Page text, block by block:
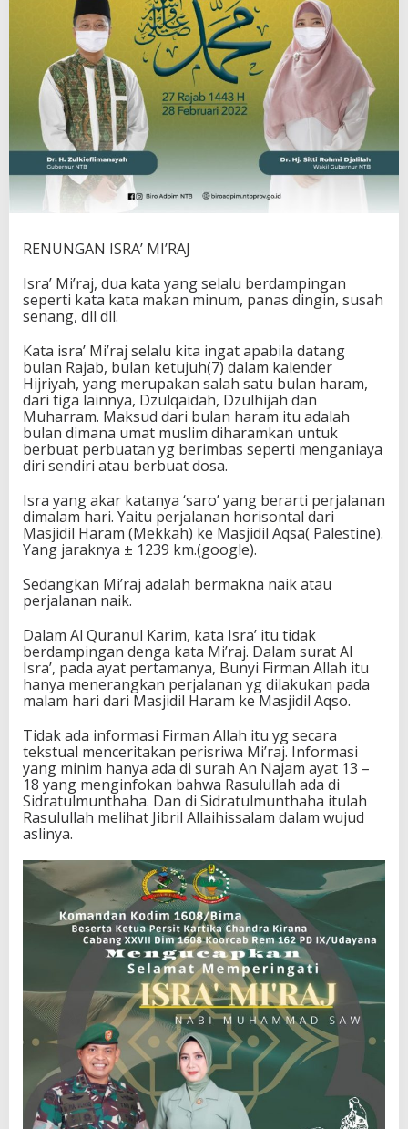
o
l
e
h
R
h
d
H
a
n
RENUNGAN ISRA’ MI’RAJ
Isra’ Mi’raj, dua kata yang selalu berdampingan
seperti kata kata makan minum, panas dingin, susah
senang, dll dll.
Kata isra’ Mi’raj selalu kita ingat apabila datang
bulan Rajab, bulan ketujuh(7) dalam kalender
Hijriyah, yang merupakan salah satu bulan haram,
dari tiga lainnya, Dzulqaidah, Dzulhijah dan
Muharram. Maksud dari bulan haram itu adalah
bulan dimana umat muslim diharamkan untuk
berbuat perbuatan yg berimbas seperti menganiaya
diri sendiri atau berbuat dosa.
Isra yang akar katanya ‘saro’ yang berarti perjalanan
dimalam hari. Yaitu perjalanan horisontal dari
Masjidil Haram (Mekkah) ke Masjidil Aqsa( Palestine).
Yang jaraknya ± 1239 km.(google).
Sedangkan Mi’raj adalah bermakna naik atau
perjalanan naik.
Dalam Al Quranul Karim, kata Isra’ itu tidak
berdampingan denga kata Mi’raj. Dalam surat Al
Isra’, pada ayat pertamanya, Bunyi Firman Allah itu
hanya menerangkan perjalanan yg dilakukan pada
malam hari dari Masjidil Haram ke Masjidil Aqso.
Tidak ada informasi Firman Allah itu yg secara
tekstual menceritakan perisriwa Mi’raj. Informasi
yang minim hanya ada di surah An Najam ayat 13 –
18 yang menginfokan bahwa Rasulullah ada di
Sidratulmunthaha. Dan di Sidratulmunthaha itulah
Rasulullah melihat Jibril Allaihissalam dalam wujud
aslinya.